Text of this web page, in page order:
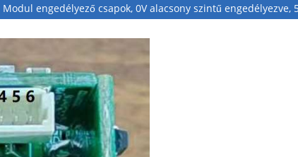
Modul engedélyező csapok, 0V alacsony szintű engedélyezve,